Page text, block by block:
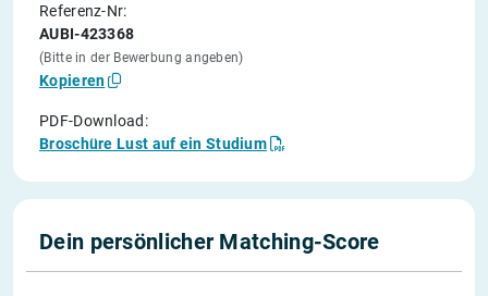
Referenz-Nr:
AUBI-423368
(Bitte in der Bewerbung angeben)
Kopieren
PDF-Download:
Broschüre Lust auf ein Studium
Dein persönlicher Matching-Score